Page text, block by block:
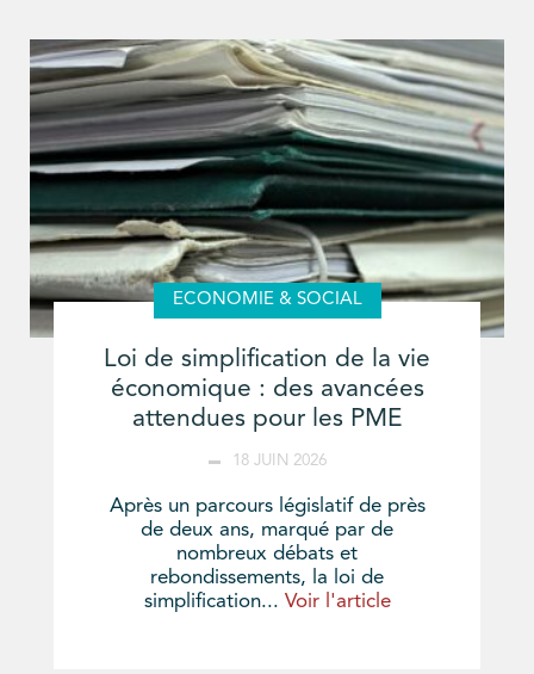
ECONOMIE & SOCIAL
Loi de simplification de la vie
économique : des avancées
attendues pour les PME
18 JUIN 2026
Après un parcours législatif de près
de deux ans, marqué par de
nombreux débats et
rebondissements, la loi de
simplification... Voir l'article